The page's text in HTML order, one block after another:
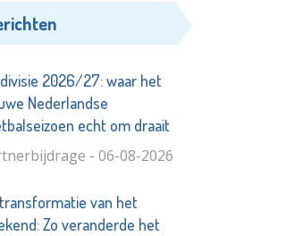
2026/27: waar het
Nederlandse
echt om draait
- 06-08-2026
van het
Zo veranderde het